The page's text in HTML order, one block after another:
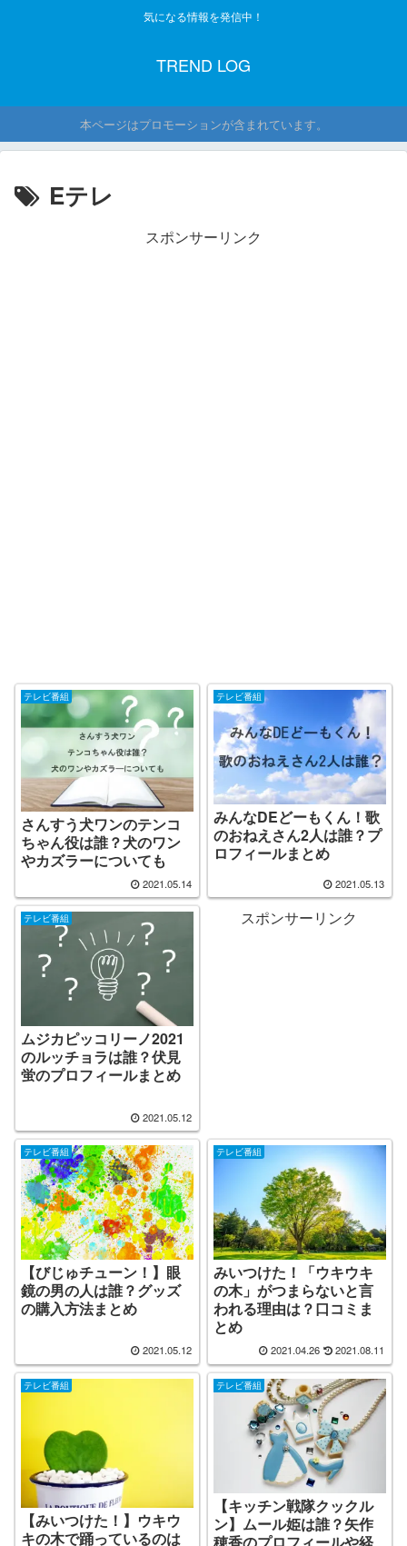
気になる情報を発信中！
TREND LOG
本ページはプロモーションが含まれています。
Eテレ
スポンサーリンク
テレビ番組
さんすう犬ワンのテンコ
ちゃん役は誰？犬のワン
やカズラーについても
2021.05.14
テレビ番組
みんなDEどーもくん！歌
のおねえさん2人は誰？プ
ロフィールまとめ
2021.05.13
テレビ番組
ムジカピッコリーノ2021
のルッチョラは誰？伏見
蛍のプロフィールまとめ
2021.05.12
スポンサーリンク
テレビ番組
【びじゅチューン！】眼
鏡の男の人は誰？グッズ
の購入方法まとめ
2021.05.12
テレビ番組
みいつけた！「ウキウキ
の木」がつまらないと言
われる理由は？口コミま
とめ
2021.04.26 2021.08.11
テレビ番組
【みいつけた！】ウキウ
キの木で踊っているのは
テレビ番組
【キッチン戦隊クックル
ン】ムール姫は誰？矢作